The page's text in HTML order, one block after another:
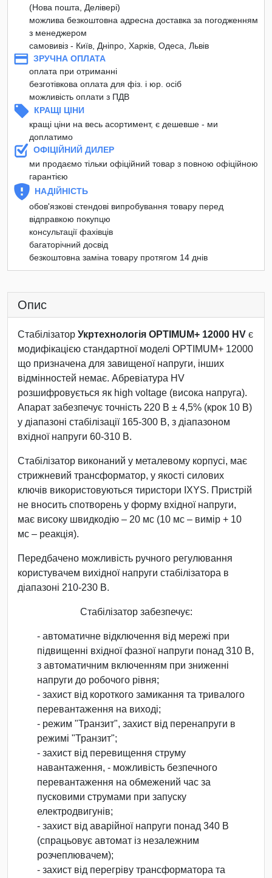
(Нова пошта, Делівері)
можлива безкоштовна адресна доставка за погодженням
з менеджером
самовивіз - Київ, Дніпро, Харків, Одеса, Львів
ЗРУЧНА ОПЛАТА
оплата при отриманні
безготівкова оплата для фіз. і юр. осіб
можливість оплати з ПДВ
КРАЩІ ЦІНИ
кращі ціни на весь асортимент, є дешевше - ми
доплатимо
ОФІЦІЙНИЙ ДИЛЕР
ми продаємо тільки офіційний товар з повною офіційною
гарантією
НАДІЙНІСТЬ
обов'язкові стендові випробування товару перед
відправкою покупцю
консультації фахівців
багаторічний досвід
безкоштовна заміна товару протягом 14 днів
Опис
Стабілізатор Укртехнологія OPTIMUM+ 12000 HV є
модифікацією стандартної моделі OPTIMUM+ 12000
що призначена для завищеної напруги, інших
відмінностей немає. Абревіатура HV
розшифровується як high voltage (висока напруга).
Апарат забезпечує точність 220 В ± 4,5% (крок 10 В)
у діапазоні стабілізації 165-300 В, з діапазоном
вхідної напруги 60-310 В.
Стабілізатор виконаний у металевому корпусі, має
стрижневий трансформатор, у якості силових
ключів використовуються тиристори IXYS. Пристрій
не вносить спотворень у форму вхідної напруги,
має високу швидкодію – 20 мс (10 мс – вимір + 10
мс – реакція).
Передбачено можливість ручного регулювання
користувачем вихідної напруги стабілізатора в
діапазоні 210-230 В.
Стабілізатор забезпечує:
- автоматичне відключення від мережі при
підвищенні вхідної фазної напруги понад 310 В,
з автоматичним включенням при зниженні
напруги до робочого рівня;
- захист від короткого замикання та тривалого
перевантаження на виході;
- режим "Транзит", захист від перенапруги в
режимі "Транзит";
- захист від перевищення струму
навантаження, - можливість безпечного
перевантаження на обмежений час за
пусковими струмами при запуску
електродвигунів;
- захист від аварійної напруги понад 340 В
(спрацьовує автомат із незалежним
розчеплювачем);
- захист від перегріву трансформатора та